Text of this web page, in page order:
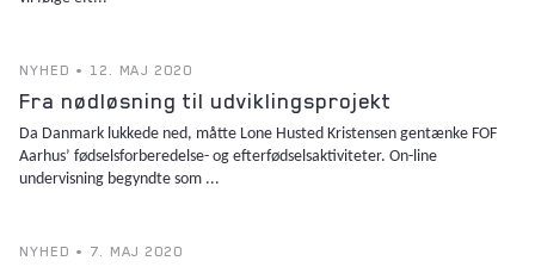
NYHED • 12. MAJ 2020
Fra nødløsning til udviklingsprojekt
Da Danmark lukkede ned, måtte Lone Husted Kristensen gentænke FOF
Aarhus’ fødselsforberedelse- og efterfødselsaktiviteter. On-line
undervisning begyndte som ...
NYHED • 7. MAJ 2020